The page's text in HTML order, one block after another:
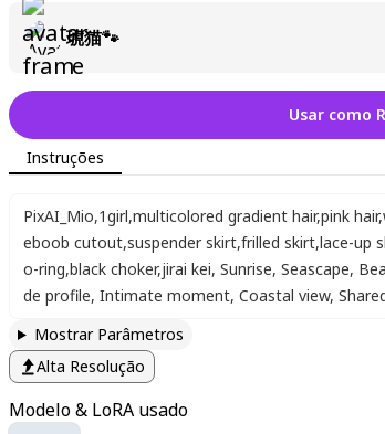
琥猫🐾
Usar como
Instruções
PixAI_Mio,1girl,multicolored gradient hair,pink hair,
eboob cutout,suspender skirt,frilled skirt,lace-up
o-ring,black choker,jirai kei, Sunrise, Seascape,
de profile, Intimate moment, Coastal view,
Mostrar Parâmetros
Alta Resolução
Modelo & LoRA usado